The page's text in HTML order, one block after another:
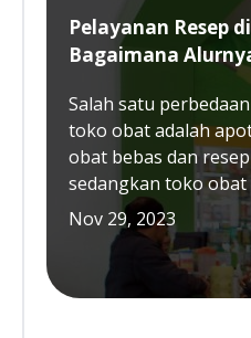
Pelayanan Resep
Bagaimana
Salah satu
toko obat adalah
obat bebas dan
sedangkan toko
Nov 29, 2023